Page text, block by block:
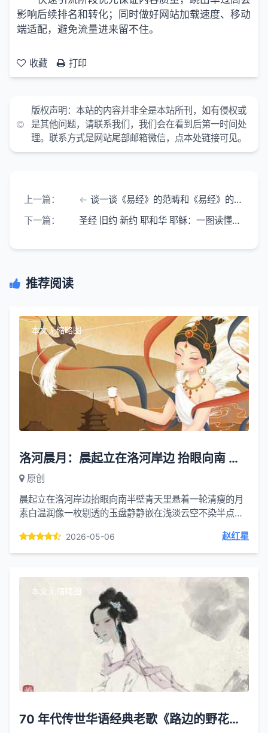
影响后续排名和转化；同时做好网站加载速度、移动
端适配，避免流量进来留不住。
收藏 打印
版权声明： 本站的内容并非全是本站所刊，如有侵权或
是其他问题，请联系我们，我们会在看到后第一时间处
理。联系方式是网站尾部邮箱微信，点本处链接可见。
上一篇：
谈一谈《易经》的范畴和《易经》的理论体系
下一篇：
圣经 旧约 新约 耶和华 耶稣：一图读懂核心体系
推荐阅读
本文无缩略图
洛河晨月：晨起立在洛河岸边 抬眼向南 半壁青天里
原创
晨起立在洛河岸边抬眼向南半壁青天里悬着一轮清瘦的月
素白温润像一枚剔透的玉盘静静嵌在浅淡云空不染半点尘
柔一边是朝日...2026-05-06 赵红星
本文无缩略图
70 年代传世华语经典老歌《路边的野花不要采》